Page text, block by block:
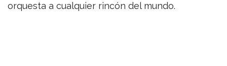
orquesta a cualquier rincón del mundo.